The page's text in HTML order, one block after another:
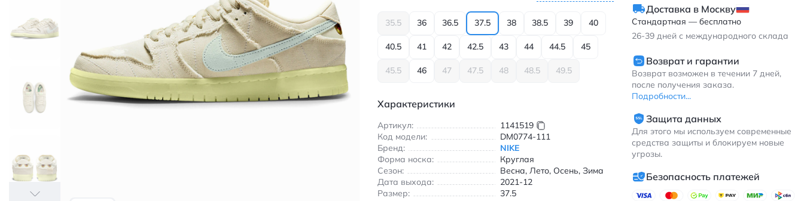
35.5 36 36.5 37.5 38 38.5 39 40
40.5 41 42 42.5 43 44 44.5 45
45.5 46 47 47.5 48 48.5 49.5
Характеристики
Артикул:
1141519
Код модели:
DM0774-111
Бренд:
NIKE
Форма носка:
Круглая
Сезон:
Весна, Лето, Осень, Зима
Дата выхода:
2021-12
Размер:
37.5
Доставка в Москву
Стандартная — бесплатно
26-39 дней с международного склада
Возврат и гарантии
Возврат возможен в течении 7 дней,
после получения заказа.
Подробности...
Защита данных
Для этого мы используем современные
средства защиты и блокируем новые
угрозы.
Безопасность платежей